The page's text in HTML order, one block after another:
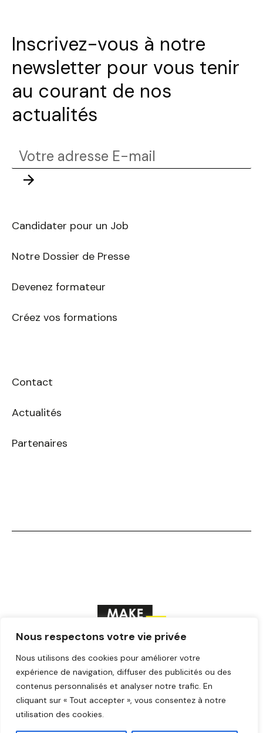
Nous respectons votre vie privée
Nous utilisons des cookies pour améliorer votre
expérience de navigation, diffuser des publicités ou des
contenus personnalisés et analyser notre trafic. En
cliquant sur « Tout accepter », vous consentez à notre
utilisation des cookies.
Inscrivez-vous à notre
newsletter pour vous tenir
au courant de nos
actualités
Votre
adresse
E-
Envoyer
Candidater pour un Job
Notre Dossier de Presse
Devenez formateur
Créez vos formations
Contact
Actualités
Partenaires
F
a
c
e
b
o
o
T
w
i
t
t
r
Y
o
u
t
u
e
I
n
s
t
a
r
L
i
n
k
e
i
© Make ICI – Tous droits réservés